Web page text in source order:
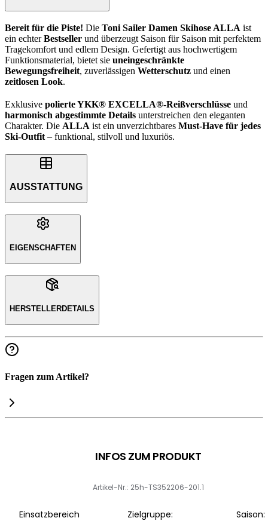
Bereit für die Piste! Die Toni Sailer Damen Skihose ALLA ist
ein echterBestseller und überzeugt Saison für Saison mit perfektem
Tragekomfort und edlem Design. Gefertigt aus hochwertigem
Funktionsmaterial, bietet sie uneingeschränkte
Bewegungsfreiheit, zuverlässigen Wetterschutz und einen
zeitlosen Look.
Exklusive polierte YKK® EXCELLA®-Reißverschlüsse und
harmonisch abgestimmte Details unterstreichen den eleganten
Charakter. Die ALLA ist ein unverzichtbares Must-Have für jedes
Ski-Outfit – funktional, stilvoll und luxuriös.
AUSSTATTUNG
EIGENSCHAFTEN
HERSTELLERDETAILS
Fragen zum Artikel?
INFOS ZUM PRODUKT
Artikel-Nr.: 25h-TS352206-201.1
Einsatzbereich Zielgruppe: Saison: